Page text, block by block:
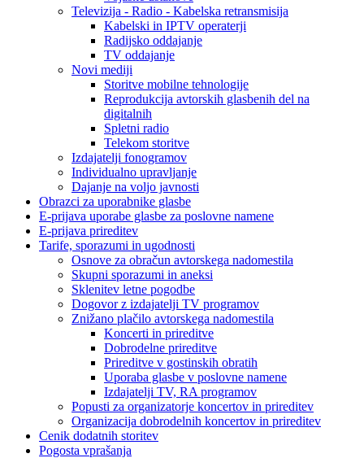
Televizija - Radio - Kabelska retransmisija
Kabelski in IPTV operaterji
Radijsko oddajanje
TV oddajanje
Novi mediji
Storitve mobilne tehnologije
Reprodukcija avtorskih glasbenih del na
digitalnih
Spletni radio
Telekom storitve
Izdajatelji fonogramov
Individualno upravljanje
Dajanje na voljo javnosti
Obrazci za uporabnike glasbe
E-prijava uporabe glasbe za poslovne namene
E-prijava prireditev
Tarife, sporazumi in ugodnosti
Osnove za obračun avtorskega nadomestila
Skupni sporazumi in aneksi
Sklenitev letne pogodbe
Dogovor z izdajatelji TV programov
Znižano plačilo avtorskega nadomestila
Koncerti in prireditve
Dobrodelne prireditve
Prireditve v gostinskih obratih
Uporaba glasbe v poslovne namene
Izdajatelji TV, RA programov
Popusti za organizatorje koncertov in prireditev
Organizacija dobrodelnih koncertov in prireditev
Cenik dodatnih storitev
Pogosta vprašanja